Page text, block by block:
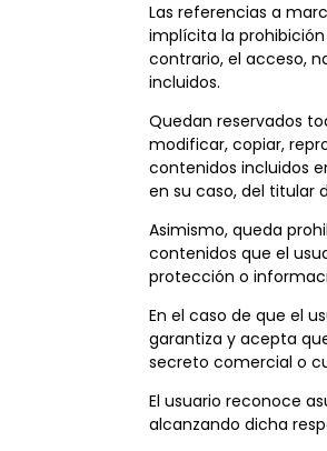
Las referencias a
implícita la
contrario, el acceso,
incluidos.
Quedan reservados
modificar, copiar,
contenidos incluidos
en su caso, del titular
Asimismo, queda
contenidos que el
protección o
En el caso de que el
garantiza y acepta
secreto comercial o
El usuario reconoce
alcanzando dicha